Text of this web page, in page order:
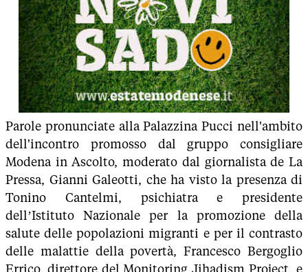
Parole pronunciate alla Palazzina Pucci nell'ambito
dell'incontro promosso dal gruppo consigliare
Modena in Ascolto, moderato dal giornalista de La
Pressa, Gianni Galeotti, che ha visto la presenza di
Tonino Cantelmi, psichiatra e presidente
dell’Istituto Nazionale per la promozione della
salute delle popolazioni migranti e per il contrasto
delle malattie della povertà, Francesco Bergoglio
Errico, direttore del Monitoring Jihadism Project, e